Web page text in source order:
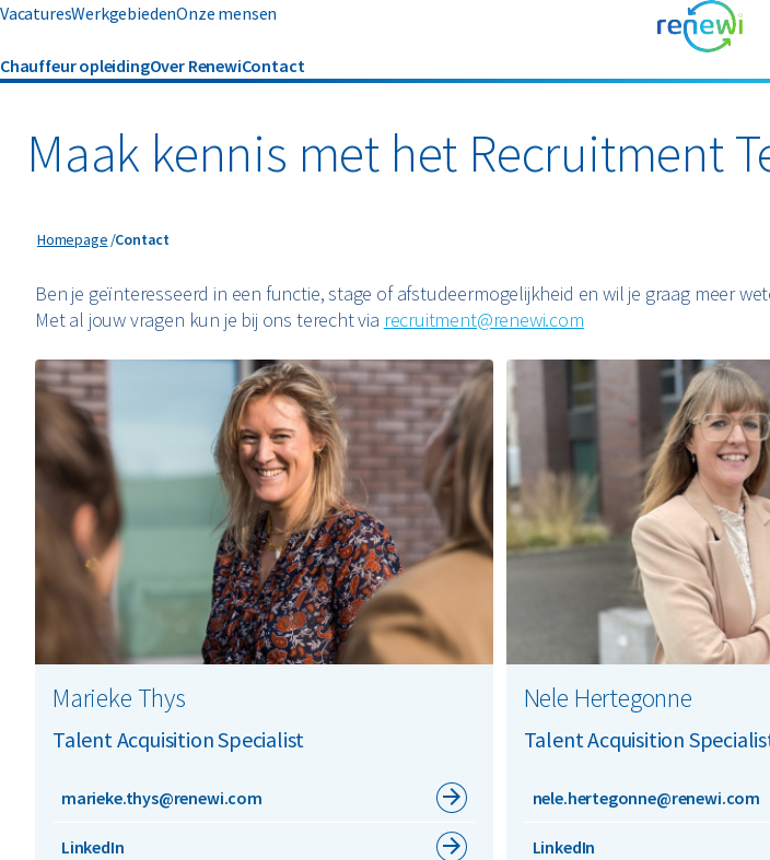
VacaturesWerkgebiedenOnze mensen
Chauffeur opleidingOver RenewiContact
Maak kennis met het Recruitment
Homepage Contact
Contact
Ben je geïnteresseerd in een functie, stage of afstudeermogelijkheid en wil je graag meer
Met al jouw vragen kun je bij ons terecht via recruitment@renewi.com
Marieke Thys
Talent Acquisition Specialist
marieke.thys@renewi.com
LinkedIn
Nele Hertegonne
Talent Acquisition
nele.hertegonne@renewi.com
LinkedIn